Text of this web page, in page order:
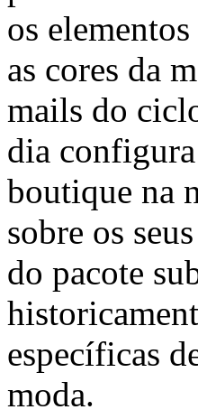
os
as cores da
mails do
dia
boutique na
sobre os
do pacote
específicas
moda.